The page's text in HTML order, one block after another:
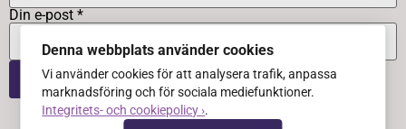
Din e-post *
Denna webbplats använder cookies
Vi använder cookies för att analysera trafik, anpassa
marknadsföring och för sociala mediefunktioner.
Integritets- och cookiepolicy ›.